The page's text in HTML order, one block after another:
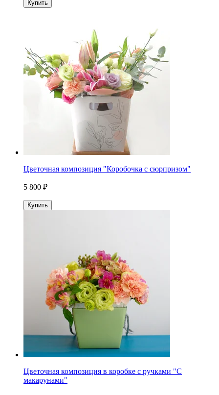
Купить
Цветочная композиция "Коробочка с сюрпризом"
5 800 ₽
Купить
Цветочная композиция в коробке с ручками "С
макарунами"